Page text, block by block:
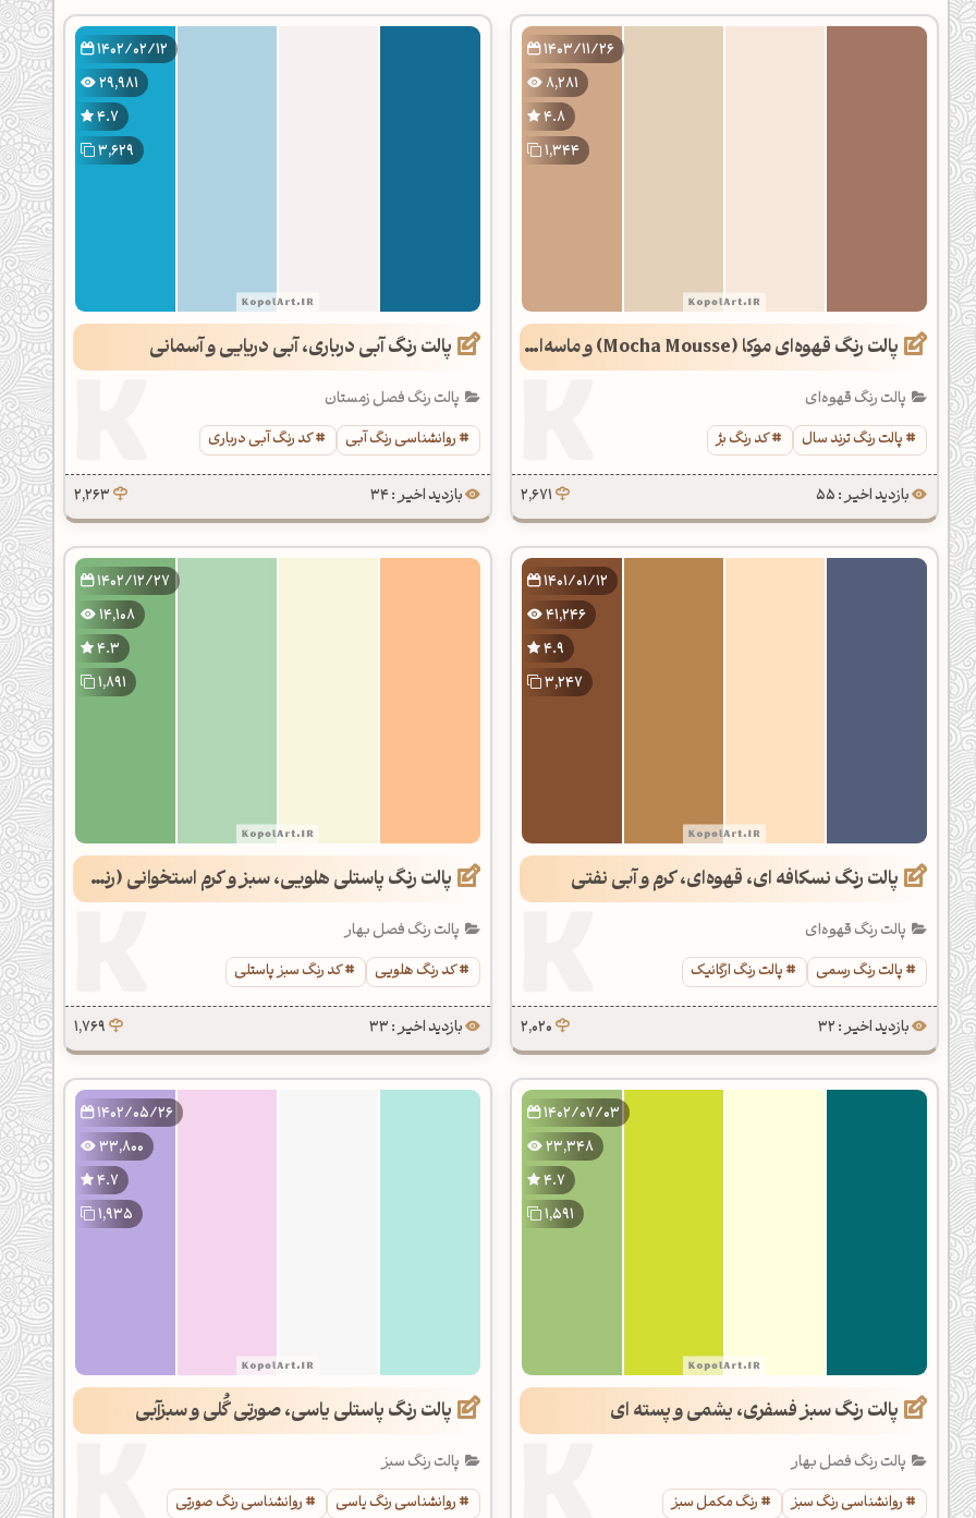
کدهای رنگ
یافتن رنگ مکمل
مشاهده تمام ابزارها
1403/11/26
8,281
4.8
1,344
پالت رنگ قهوه‌ای موکا (Mocha Mousse) و ماسه‌ای (رنگ سال 1404)
پالت رنگ قهوه‌ای
پالت رنگ ترند سال
کد رنگ بژ
بازدید اخیر : 55 2,671
1402/02/12
29,981
4.7
3,629
پالت رنگ آبی درباری، آبی دریایی و آسمانی
پالت رنگ فصل زمستان
روانشناسی رنگ آبی
کد رنگ آبی درباری
بازدید اخیر : 34 2,263
1401/01/12
41,246
4.9
3,247
پالت رنگ نسکافه ای، قهوه‌ای، کرم و آبی نفتی
پالت رنگ قهوه‌ای
پالت رنگ رسمی
پالت رنگ ارگانیک
بازدید اخیر : 32 2,020
1402/12/27
14,108
4.3
1,891
پالت رنگ پاستلی هلویی، سبز و کرم استخوانی (رنگ سال 1403)
پالت رنگ فصل بهار
کد رنگ هلویی
کد رنگ سبز پاستلی
بازدید اخیر : 33 1,769
1402/07/03
23,348
4.7
1,591
پالت رنگ سبز فسفری، یشمی و پسته ای
پالت رنگ فصل بهار
روانشناسی رنگ سبز
رنگ مکمل سبز
1402/05/26
33,800
4.7
1,935
پالت رنگ پاستلی یاسی، صورتی گُلی و سبزآبی
پالت رنگ سبز
روانشناسی رنگ یاسی
روانشناسی رنگ صورتی